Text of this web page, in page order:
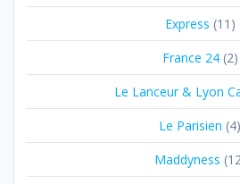
Express (11)
France 24(2)
Le Lanceur & Lyon
Le Parisien (4)
Maddyness